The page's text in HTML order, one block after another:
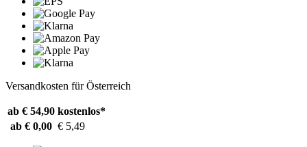
Versandkosten für Österreich
ab € 54,90 kostenlos*
ab € 0,00 € 5,49